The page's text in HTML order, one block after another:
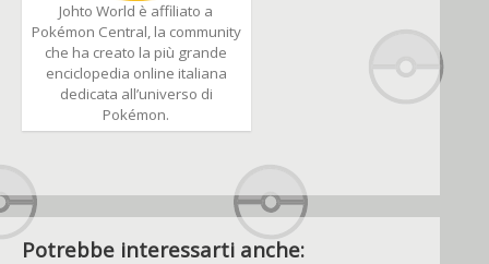
Johto World è affiliato a
Pokémon Central, la community
che ha creato la più grande
enciclopedia online italiana
dedicata all’universo di
Pokémon.
Potrebbe interessarti anche: